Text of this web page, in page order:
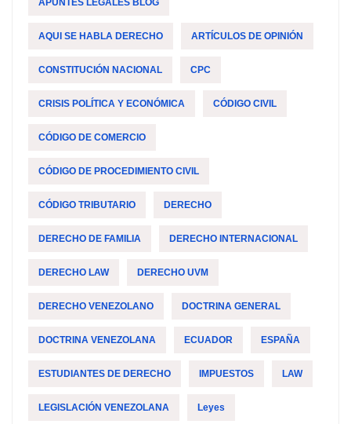
AQUI SE HABLA DERECHO ARTÍCULOS DE OPINIÓN
CONSTITUCIÓN NACIONAL CPC
CRISIS POLÍTICA Y ECONÓMICA CÓDIGO CIVIL
CÓDIGO DE COMERCIO
CÓDIGO DE PROCEDIMIENTO CIVIL
CÓDIGO TRIBUTARIO DERECHO
DERECHO DE FAMILIA DERECHO INTERNACIONAL
DERECHO LAW DERECHO UVM
DERECHO VENEZOLANO DOCTRINA GENERAL
DOCTRINA VENEZOLANA ECUADOR ESPAÑA
ESTUDIANTES DE DERECHO IMPUESTOS LAW
LEGISLACIÓN VENEZOLANA Leyes